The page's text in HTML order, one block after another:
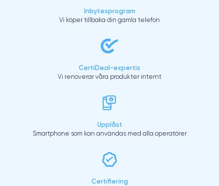
Inbytesprogram
Vi köper tillbaka din gamla telefon
CertiDeal-expertis
Vi renoverar våra produkter internt
Upplåst
Smartphone som kan användas med alla operatörer
Certifiering